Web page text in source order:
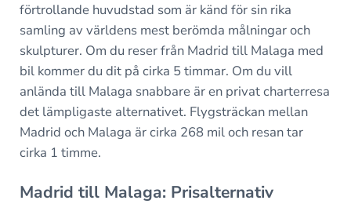
förtrollande huvudstad som är känd för sin rika
samling av världens mest berömda målningar och
skulpturer. Om du reser från Madrid till Malaga med
bil kommer du dit på cirka 5 timmar. Om du vill
anlända till Malaga snabbare är en privat charterresa
det lämpligaste alternativet. Flygsträckan mellan
Madrid och Malaga är cirka 268 mil och resan tar
cirka 1 timme.
Madrid till Malaga: Prisalternativ